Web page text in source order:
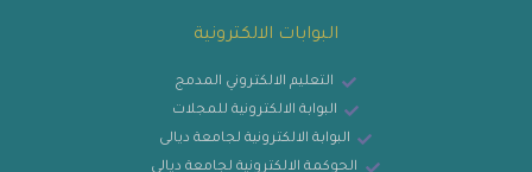
البوابات الالكترونية
التعليم الالكتروني المدمج
البوابة الالكترونية للمجلات
البوابة الالكترونية لجامعة ديالى
الحوكمة الالكترونية لجامعة ديالى